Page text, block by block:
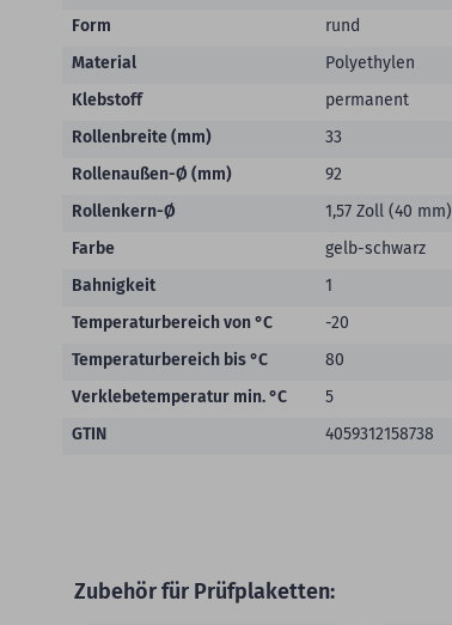
Form
rund
Material
Polyethylen
Klebstoff
permanent
Rollenbreite (mm)
33
Rollenaußen-Ø (mm)
92
Rollenkern-Ø
1,57 Zoll (40 mm)
Farbe
gelb-schwarz
Bahnigkeit
1
Temperaturbereich von °C
-20
Temperaturbereich bis °C
80
Verklebetemperatur min. °C
5
GTIN
4059312158738
Zubehör für Prüfplaketten: